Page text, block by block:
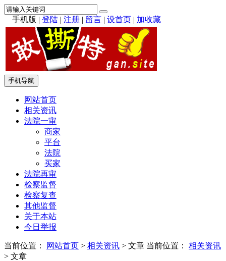
手机版 | 登陆 | 注册 | 留言 | 设首页 | 加收藏
手机导航
网站首页
相关资讯
法院一审
商家
平台
法院
买家
法院再审
检察监督
检察复查
其他监督
关于本站
今日举报
当前位置： 网站首页 > 相关资讯 > 文章 当前位置： 相关资讯
> 文章